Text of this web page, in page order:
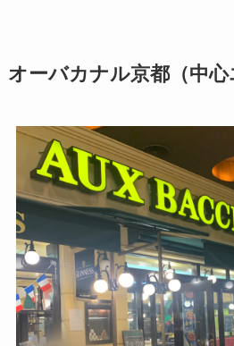
オーバカナル京都（中心